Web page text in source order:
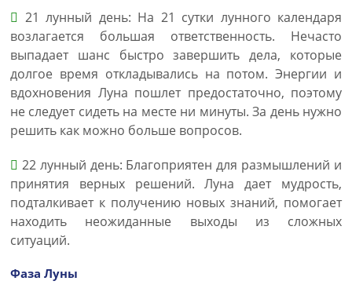
21 лунный день: На 21 сутки лунного календаря
возлагается большая ответственность. Нечасто
выпадает шанс быстро завершить дела, которые
долгое время откладывались на потом. Энергии и
вдохновения Луна пошлет предостаточно, поэтому
не следует сидеть на месте ни минуты. За день нужно
решить как можно больше вопросов.
22 лунный день: Благоприятен для размышлений и
принятия верных решений. Луна дает мудрость,
подталкивает к получению новых знаний, помогает
находить неожиданные выходы из сложных
ситуаций.
Фаза Луны